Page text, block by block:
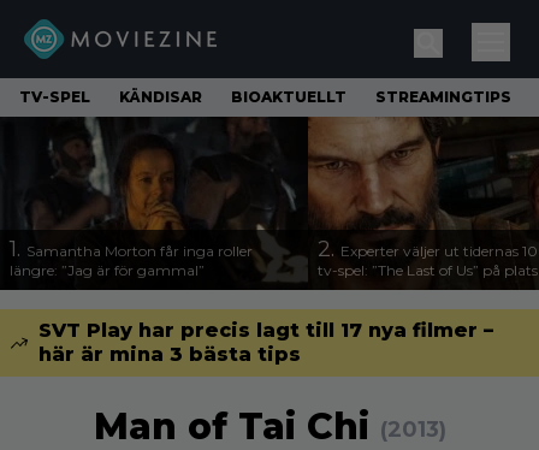
TV-SPEL KÄNDISAR BIOAKTUELLT STREAMINGTIPS
1. Samantha Morton får inga roller
längre: ”Jag är för gammal”
2. Experter väljer ut tidernas
tv-spel: ”The Last of Us” på
SVT Play har precis lagt till 17 nya filmer –
här är mina 3 bästa tips
Man of Tai Chi (2013)